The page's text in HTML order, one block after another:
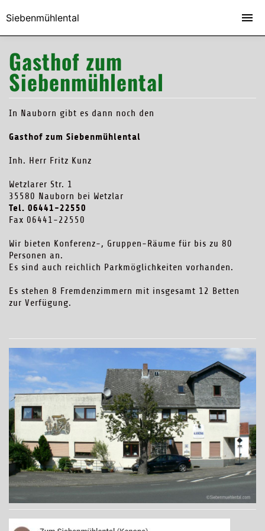
Gasthof zum
Siebenmühlental
In Nauborn gibt es dann noch den
Gasthof zum Siebenmühlental
Inh. Herr Fritz Kunz
Wetzlarer Str. 1
35580 Nauborn bei Wetzlar
Tel. 06441-22550
Fax 06441-22550
Wir bieten Konferenz-, Gruppen-Räume für bis zu 80
Personen an.
Es sind auch reichlich Parkmöglichkeiten vorhanden.
Es stehen 8 Fremdenzimmern mit insgesamt 12 Betten
zur Verfügung.
Siebenmühlental